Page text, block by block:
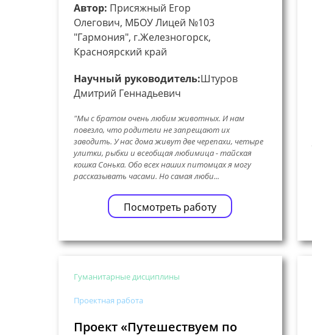
Автор: Присяжный Егор
Олегович, МБОУ Лицей №103
"Гармония", г.Железногорск,
Красноярский край
Научный руководитель:Штуров
Дмитрий Геннадьевич
"Мы с братом очень любим животных. И нам
повезло, что родители не запрещают их
заводить. У нас дома живут две черепахи, четыре
улитки, рыбки и всеобщая любимица - тайская
кошка Сонька. Обо всех наших питомцах я могу
рассказывать часами. Но самая люби...
Посмотреть работу
Гуманитарные дисциплины
Проектная работа
Проект «Путешествуем по